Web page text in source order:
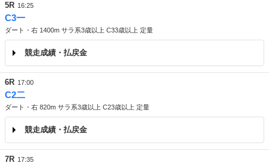
5R 16:25
C3一
ダート・右 1400m サラ系3歳以上 C33歳以上 定量
競走成績・払戻金
6R 17:00
C2二
ダート・右 820m サラ系3歳以上 C23歳以上 定量
競走成績・払戻金
7R 17:35